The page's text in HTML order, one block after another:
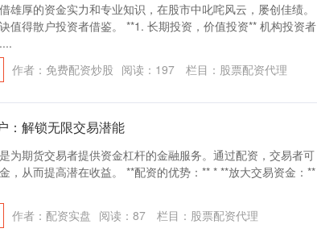
雄厚的资金实力和专业知识，在股市中叱咤风云，屡创佳绩。
值得散户投资者借鉴。 **1. 长期投资，价值投资** 机构投资者
作者：免费配资炒股 阅读： 197 栏目： 股票配资代理
：解锁无限交易潜能
为期货交易者提供资金杠杆的金融服务。通过配资，交易者可
，从而提高潜在收益。 **配资的优势：** * **放大交易资金：**
作者：配资实盘 阅读： 87 栏目： 股票配资代理